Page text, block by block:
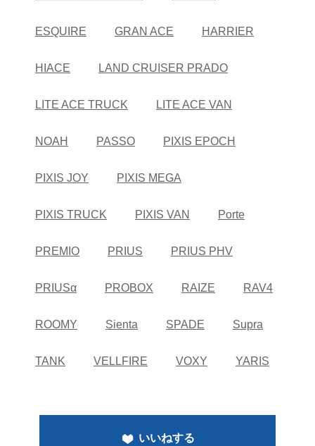
ESQUIRE GRAN ACE HARRIER
HIACE LAND CRUISER PRADO
LITE ACE TRUCK LITE ACE VAN
NOAH PASSO PIXIS EPOCH
PIXIS JOY PIXIS MEGA
PIXIS TRUCK PIXIS VAN Porte
PREMIO PRIUS PRIUS PHV
PRIUSα PROBOX RAIZE RAV4
ROOMY Sienta SPADE Supra
TANK VELLFIRE VOXY YARIS
いいねする